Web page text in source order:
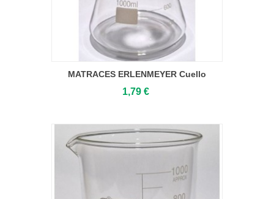
MATRACES ERLENMEYER Cuello
Estrecho
1,79 €